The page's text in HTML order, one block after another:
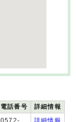
電話番号 詳細情報
0572-
詳細情報